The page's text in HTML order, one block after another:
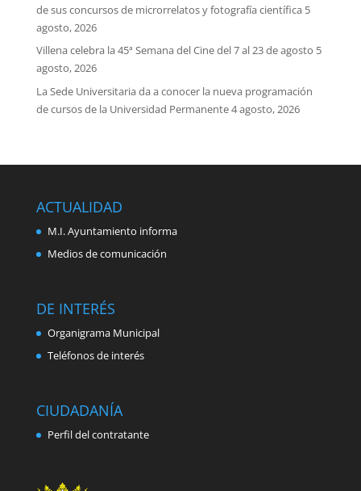
de sus concursos de microrrelatos y fotografía científica 5
agosto, 2026
Villena celebra la 45ª Semana del Cine del 7 al 23 de agosto 5
agosto, 2026
La Sede Universitaria da a conocer la nueva programación
de cursos de la Universidad Permanente4 agosto, 2026
ACTUALIDAD
M.I. Ayuntamiento informa
Medios de comunicación
DE INTERÉS
Organigrama Municipal
Teléfonos de interés
CIUDADANÍA
Perfil del contratante